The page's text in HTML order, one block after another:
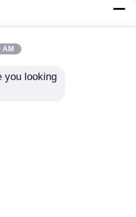
AM
you looking